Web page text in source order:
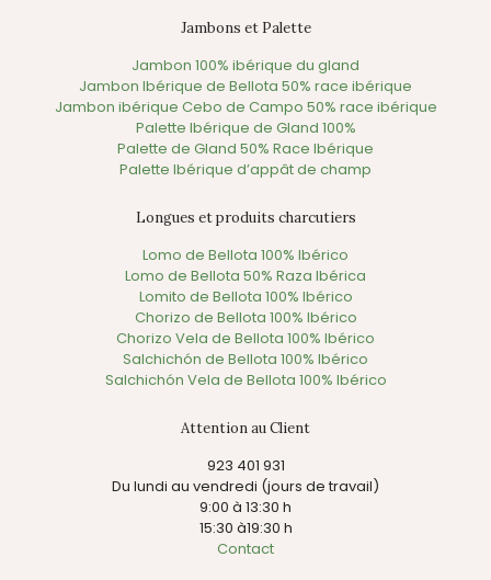
Jambons et Palette
Jambon 100% ibérique du gland
Jambon Ibérique de Bellota 50% race ibérique
Jambon ibérique Cebo de Campo 50% race ibérique
Palette Ibérique de Gland 100%
Palette de Gland 50% Race Ibérique
Palette Ibérique d’appât de champ
Longues et produits charcutiers
Lomo de Bellota 100% Ibérico
Lomo de Bellota 50% Raza Ibérica
Lomito de Bellota 100% Ibérico
Chorizo de Bellota 100% Ibérico
Chorizo Vela de Bellota 100% Ibérico
Salchichón de Bellota 100% Ibérico
Salchichón Vela de Bellota 100% Ibérico
Attention au Client
923 401 931
Du lundi au vendredi (jours de travail)
9:00 à 13:30 h
15:30 à19:30 h
Contact